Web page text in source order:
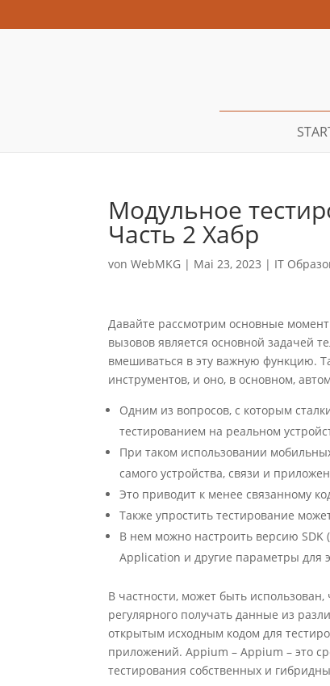
Модульное
Часть 2 Хабр
vonWebMKG | Mai 23, 2023 | IT
Давайте рассмотрим основные
вызовов является основной задачей
вмешиваться в эту важную функцию.
инструментов, и оно, в основном,
Одним из вопросов, с которым
тестированием на реальном
При таком использовании
самого устройства, связи и
Это приводит к менее связанному
Также упростить тестирование
В нем можно настроить версию SDK
Application и другие параметры для
В частности, может быть
регулярного получать данные из
открытым исходным кодом для
приложений. Appium – Appium – это
тестирования собственных и